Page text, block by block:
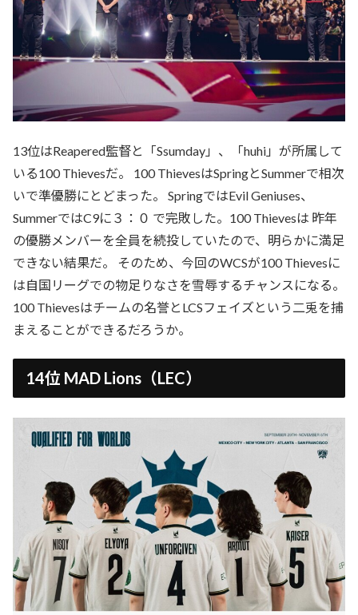
13位はReapered監督と「Ssumday」、「huhi」が所属して
いる100 Thievesだ。 100 ThievesはSpringとSummerで相次
いで準優勝にとどまった。 SpringではEvil Geniuses、
SummerではC9に３：０ で完敗した。100 Thievesは 昨年
の優勝メンバーを全員を続投していたので、明らかに満足
できない結果だ。 そのため、今回のWCSが100 Thievesに
は自国リーグでの物足りなさを雪辱するチャンスになる。
100 Thievesはチームの名誉とLCSフェイズという二兎を捕
まえることができるだろうか。
14位 MAD Lions（LEC）